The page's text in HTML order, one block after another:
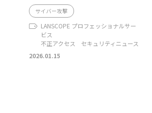
サイバー攻撃
LANSCOPE プロフェッショナルサー
ビス
不正アクセス
セキュリティニュース
2026.01.15